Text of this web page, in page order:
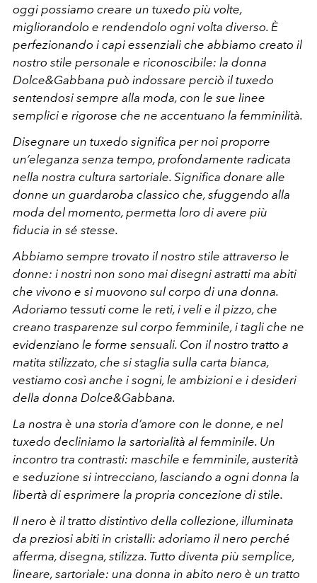
oggi possiamo creare un tuxedo più volte,
migliorandolo e rendendolo ogni volta diverso. È
perfezionando i capi essenziali che abbiamo creato il
nostro stile personale e riconoscibile: la donna
Dolce&Gabbana può indossare perciò il tuxedo
sentendosi sempre alla moda, con le sue linee
semplici e rigorose che ne accentuano la femminilità.
Disegnare un tuxedo significa per noi proporre
un’eleganza senza tempo, profondamente radicata
nella nostra cultura sartoriale. Significa donare alle
donne un guardaroba classico che, sfuggendo alla
moda del momento, permetta loro di avere più
fiducia in sé stesse.
Abbiamo sempre trovato il nostro stile attraverso le
donne: i nostri non sono mai disegni astratti ma abiti
che vivono e si muovono sul corpo di una donna.
Adoriamo tessuti come le reti, i veli e il pizzo, che
creano trasparenze sul corpo femminile, i tagli che ne
evidenziano le forme sensuali. Con il nostro tratto a
matita stilizzato, che si staglia sulla carta bianca,
vestiamo così anche i sogni, le ambizioni e i desideri
della donna Dolce&Gabbana.
La nostra è una storia d’amore con le donne, e nel
tuxedo decliniamo la sartorialità al femminile. Un
incontro tra contrasti: maschile e femminile, austerità
e seduzione si intrecciano, lasciando a ogni donna la
libertà di esprimere la propria concezione di stile.
Il nero è il tratto distintivo della collezione, illuminata
da preziosi abiti in cristalli: adoriamo il nero perché
afferma, disegna, stilizza. Tutto diventa più semplice,
lineare, sartoriale: una donna in abito nero è un tratto